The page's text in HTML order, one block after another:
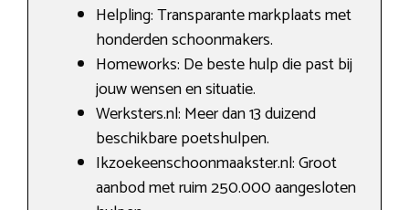
Helpling: Transparante markplaats met
honderden schoonmakers.
Homeworks: De beste hulp die past bij
jouw wensen en situatie.
Werksters.nl: Meer dan 13 duizend
beschikbare poetshulpen.
Ikzoekeenschoonmaakster.nl: Groot
aanbod met ruim 250.000 aangesloten